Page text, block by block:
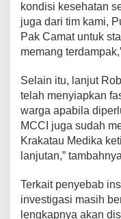
kondisi kesehatan
juga dari tim kami,
Pak Camat untuk
memang
Selain itu, lanjut
telah menyiapkan
warga apabila
MCCI juga sudah
Krakatau Medika
lanjutan,”
Terkait penyebab
investigasi masih
lengkapnya akan